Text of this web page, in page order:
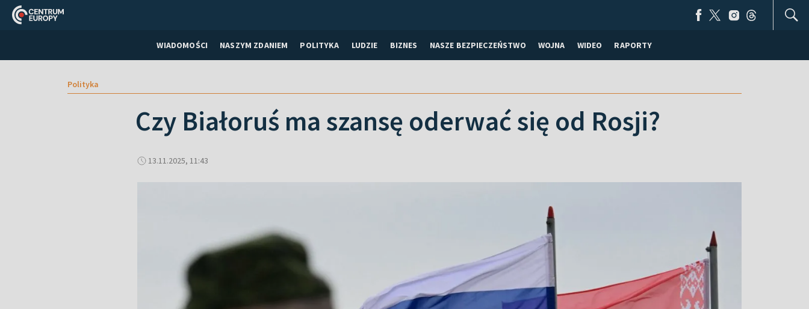
WIADOMOŚCI NASZYM ZDANIEM POLITYKA LUDZIE BIZNES NASZE BEZPIECZEŃSTWO WOJNA WIDEO RAPORTY
Polityka
Czy Białoruś ma szansę oderwać się od Rosji?
13.11.2025, 11:43